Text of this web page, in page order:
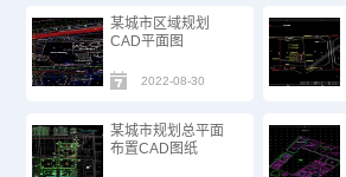
某城市区域规划
CAD平面图
2022-08-30
某城市规划总平面
布置CAD图纸